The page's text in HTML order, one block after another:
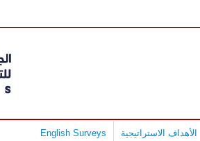
الأهداف الاستراتيجية English Surveys